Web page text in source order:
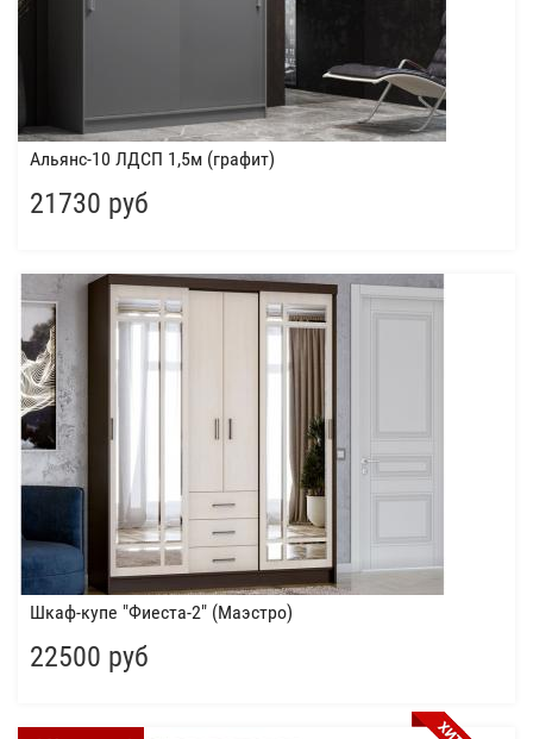
Альянс-10 ЛДСП 1,5м (графит)
21730 руб
Шкаф-купе "Фиеста-2" (Маэстро)
22500 руб